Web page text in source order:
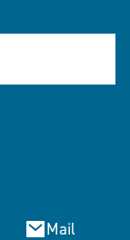
Mail